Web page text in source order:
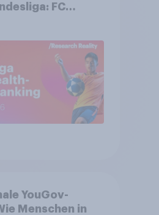
FC
YouGov-
Menschen in